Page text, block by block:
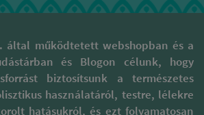
által működtetett webshopban és a
és Blogon célunk, hogy
biztosítsunk a természetes
használatáról, testre, lélekre
hatásukról, és ezt folyamatosan